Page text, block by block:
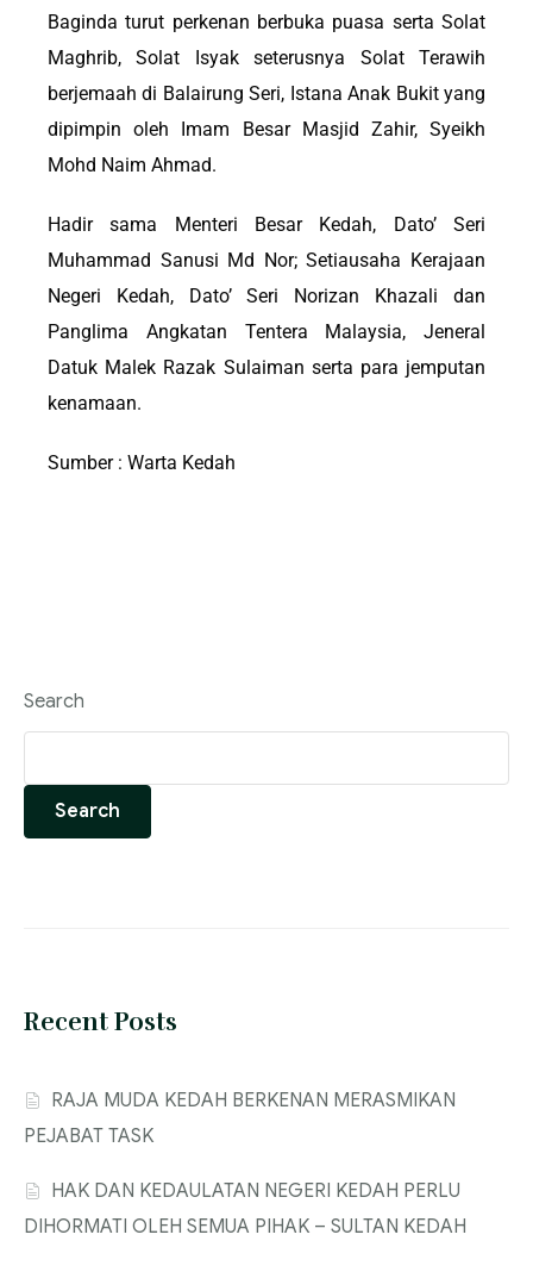
Baginda turut perkenan berbuka puasa serta Solat
Maghrib, Solat Isyak seterusnya Solat Terawih
berjemaah di Balairung Seri, Istana Anak Bukit yang
dipimpin oleh Imam Besar Masjid Zahir, Syeikh
Mohd Naim Ahmad.
‎Hadir sama Menteri Besar Kedah, Dato’ Seri
Muhammad Sanusi Md Nor; Setiausaha Kerajaan
Negeri Kedah, Dato’ Seri Norizan Khazali dan
Panglima Angkatan Tentera Malaysia, Jeneral
Datuk Malek Razak Sulaiman serta para jemputan
kenamaan.
Sumber : Warta Kedah
Search
Search
Recent Posts
‎RAJA MUDA KEDAH BERKENAN MERASMIKAN
PEJABAT TASK
‎HAK DAN KEDAULATAN NEGERI KEDAH PERLU
DIHORMATI OLEH SEMUA PIHAK – SULTAN KEDAH